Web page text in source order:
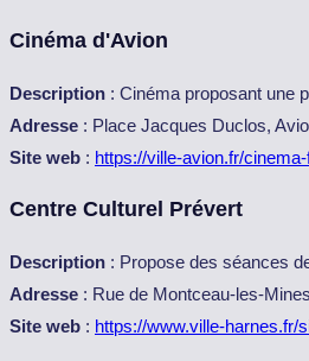
Cinéma d'Avion
Description : Cinéma proposant une
Adresse : Place Jacques Duclos,
Site web : https://ville-avion.fr/
Centre Culturel Prévert
Description : Propose des séances
Adresse : Rue de Montceau-les-
Site web : https://www.ville-harnes.fr/